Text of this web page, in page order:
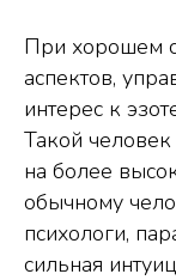
При хорошем
аспектов,
интерес к
Такой человек
на более
обычному
психологи,
сильная